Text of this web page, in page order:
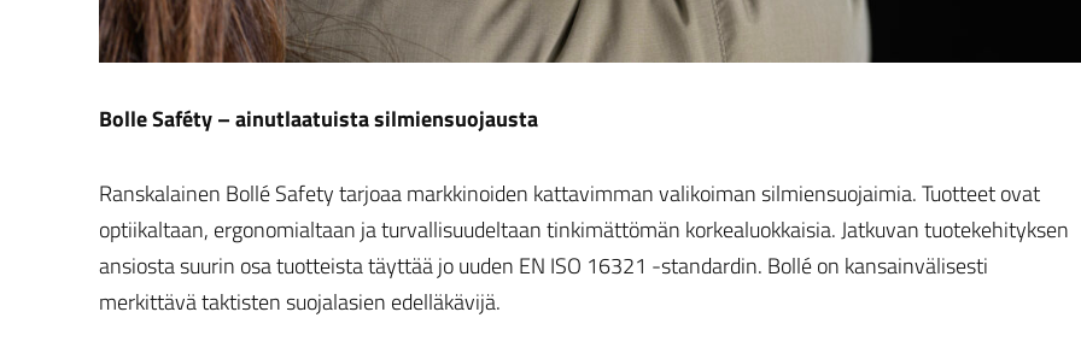
Bolle Saféty – ainutlaatuista silmiensuojausta
Ranskalainen Bollé Safety tarjoaa markkinoiden kattavimman valikoiman silmiensuojaimia. Tuotteet ovat
optiikaltaan, ergonomialtaan ja turvallisuudeltaan tinkimättömän korkealuokkaisia. Jatkuvan tuotekehityksen
ansiosta suurin osa tuotteista täyttää jo uuden EN ISO 16321 -standardin. Bollé on kansainvälisesti
merkittävä taktisten suojalasien edelläkävijä.